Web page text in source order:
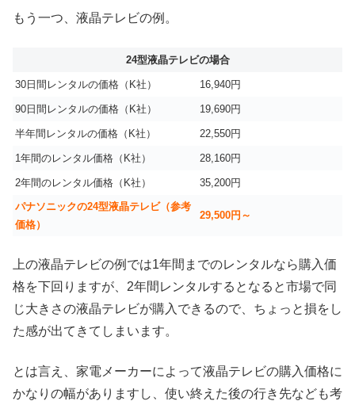
もう一つ、液晶テレビの例。
24型液晶テレビの場合
30日間レンタルの価格（K社） 16,940円
90日間レンタルの価格（K社） 19,690円
半年間レンタルの価格（K社） 22,550円
1年間のレンタル価格（K社） 28,160円
2年間のレンタル価格（K社）
35,200円
パナソニックの24型液晶テレビ（参考
価格）
29,500円～
上の液晶テレビの例では1年間までのレンタルなら購入価
格を下回りますが、2年間レンタルするとなると市場で同
じ大きさの液晶テレビが購入できるので、ちょっと損をし
た感が出てきてしまいます。
とは言え、家電メーカーによって液晶テレビの購入価格に
かなりの幅がありますし、使い終えた後の行き先なども考